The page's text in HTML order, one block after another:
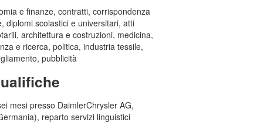
zur Kontaktaufnahme
werden.
e finanze, contratti, corrispondenza
diplomi scolastici e universitari, atti
architettura e costruzioni, medicina,
e ricerca, politica, industria tessile,
pubblicità
mesi presso DaimlerChrysler AG,
reparto servizi linguistici